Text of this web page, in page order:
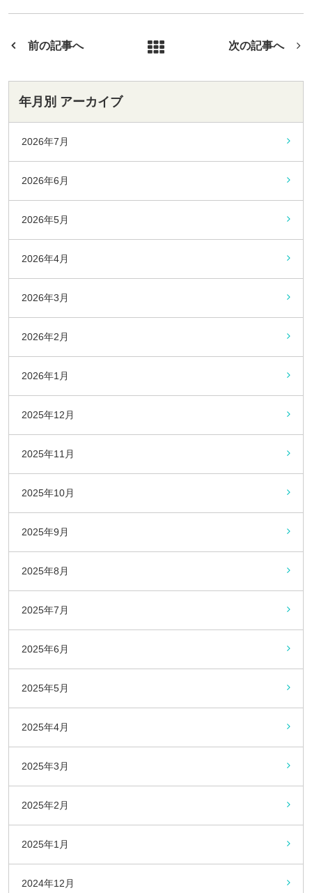
b
o
o
k
前の記事へ 次の記事へ
年月別 アーカイブ
2026年7月
2026年6月
2026年5月
2026年4月
2026年3月
2026年2月
2026年1月
2025年12月
2025年11月
2025年10月
2025年9月
2025年8月
2025年7月
2025年6月
2025年5月
2025年4月
2025年3月
2025年2月
2025年1月
2024年12月